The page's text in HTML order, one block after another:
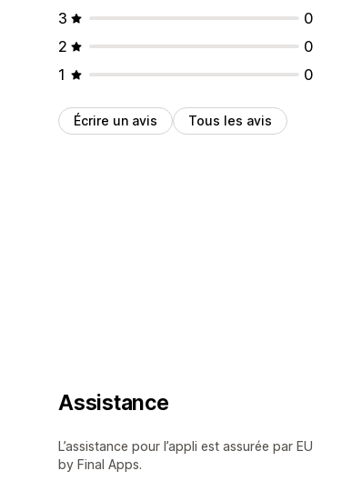
3
0
2
0
1
0
Écrire un avis Tous les avis
Assistance
L’assistance pour l’appli est assurée par EU
by Final Apps.